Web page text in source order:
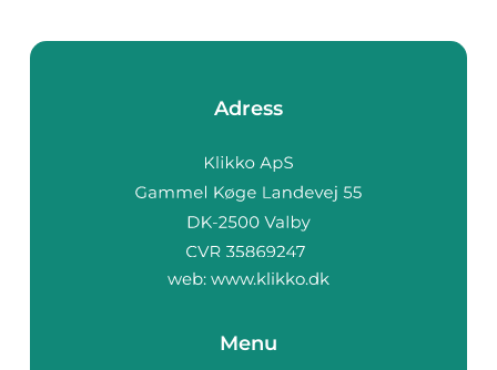
Adress
web: www.klikko.dk
Menu